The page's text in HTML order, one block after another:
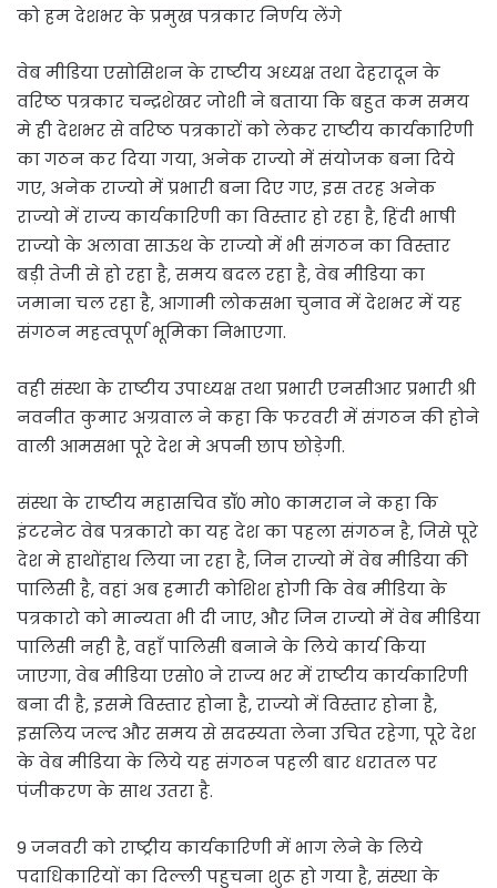
को हम देशभर के प्रमुख पत्रकार निर्णय लेंगे
वेब मीडिया एसोसिशन के राष्टीय अध्यक्ष तथा देहरादून के
वरिष्ठ पत्रकार चन्द्रशेखर जोशी ने बताया कि बहुत कम समय
मे ही देशभर से वरिष्ठ पत्रकारों को लेकर राष्टीय कार्यकारिणी
का गठन कर दिया गया, अनेक राज्यो में संयोजक बना दिये
गए, अनेक राज्यो में प्रभारी बना दिए गए, इस तरह अनेक
राज्यो में राज्य कार्यकारिणी का विस्तार हो रहा है, हिंदी भाषी
राज्यो के अलावा साऊथ के राज्यो में भी संगठन का विस्तार
बड़ी तेजी से हो रहा है, समय बदल रहा है, वेब मीडिया का
जमाना चल रहा है, आगामी लोकसभा चुनाव में देशभर में यह
संगठन महत्वपूर्ण भूमिका निभाएगा.
वही संस्था के राष्टीय उपाध्यक्ष तथा प्रभारी एनसीआर प्रभारी श्री
नवनीत कुमार अग्रवाल ने कहा कि फरवरी में संगठन की होने
वाली आमसभा पूरे देश मे अपनी छाप छोड़ेगी.
संस्था के राष्टीय महासचिव डॉ0 मो0 कामरान ने कहा कि
इंटरनेट वेब पत्रकारो का यह देश का पहला संगठन है, जिसे पूरे
देश मे हाथोंहाथ लिया जा रहा है, जिन राज्यो में वेब मीडिया की
पालिसी है, वहां अब हमारी कोशिश होगी कि वेब मीडिया के
पत्रकारो को मान्यता भी दी जाए, और जिन राज्यो में वेब मीडिया
पालिसी नही है, वहाँ पालिसी बनाने के लिये कार्य किया
जाएगा, वेब मीडिया एसो0 ने राज्य भर में राष्टीय कार्यकारिणी
बना दी है, इसमे विस्तार होना है, राज्यो में विस्तार होना है,
इसलिय जल्द और समय से सदस्यता लेना उचित रहेगा, पूरे देश
के वेब मीडिया के लिये यह संगठन पहली बार धरातल पर
पंजीकरण के साथ उतरा है.
9 जनवरी को राष्ट्रीय कार्यकारिणी में भाग लेने के लिये
पदाधिकारियों का दिल्ली पहुचना शुरू हो गया है, संस्था के